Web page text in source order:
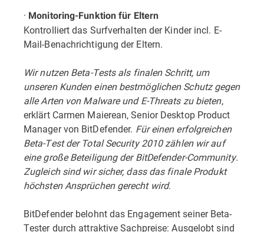
· Monitoring-Funktion für Eltern
Kontrolliert das Surfverhalten der Kinder incl. E-
Mail-Benachrichtigung der Eltern.
Wir nutzen Beta-Tests als finalen Schritt, um
unseren Kunden einen bestmöglichen Schutz gegen
alle Arten von Malware und E-Threats zu bieten,
erklärt Carmen Maierean, Senior Desktop Product
Manager von BitDefender. Für einen erfolgreichen
Beta-Test der Total Security 2010 zählen wir auf
eine große Beteiligung der BitDefender-Community.
Zugleich sind wir sicher, dass das finale Produkt
höchsten Ansprüchen gerecht wird.
BitDefender belohnt das Engagement seiner Beta-
Tester durch attraktive Sachpreise: Ausgelobt sind